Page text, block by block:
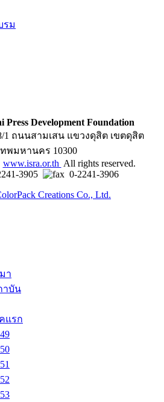
รม
Press Development Foundation
1 ถนนสามเสน แขวงดุสิต เขตดุสิต
ทพมหานคร 10300
www.isra.or.th All rights reserved.
3905
0-2241-3906
Creations Co., Ltd.
า
าบัน
แรก